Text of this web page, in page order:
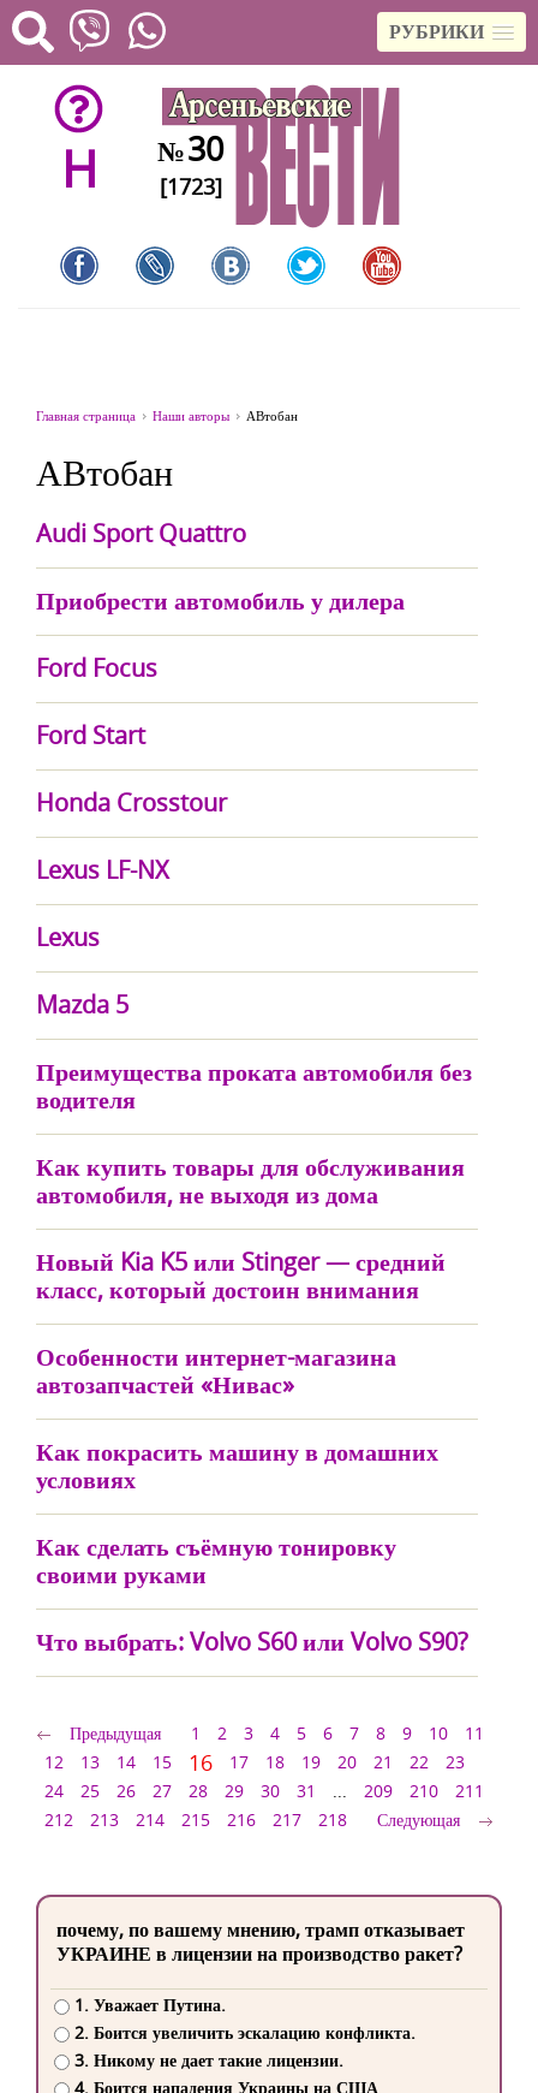
РУБРИКИ
H №30
[1723]
Главная страница Наши авторы АВтобан
АВтобан
Audi Sport Quattro
Приобрести автомобиль у дилера
Ford Focus
Ford Start
Honda Crosstour
Lexus LF-NX
Lexus
Mazda 5
Преимущества проката автомобиля без
водителя
Как купить товары для обслуживания
автомобиля, не выходя из дома
Новый Kia K5 или Stinger — средний
класс, который достоин внимания
Особенности интернет-магазина
автозапчастей «Нивас»
Как покрасить машину в домашних
условиях
Как сделать съёмную тонировку
своими руками
Что выбрать: Volvo S60 или Volvo S90?
Предыдущая 1 2 3 4 5 6 7 8 9 10
11
12
13 14 15 16 17 18 19 20 21 22
23
24
25 26 27 28 29 30 31 ... 209 210
211
212
213 214 215 216 217 218 Следующая
почему, по вашему мнению, трамп отказывает
УКРАИНЕ в лицензии на производство ракет?
1. Уважает Путина.
2. Боится увеличить эскалацию конфликта.
3. Никому не дает такие лицензии.
4. Боится нападения Украины на США